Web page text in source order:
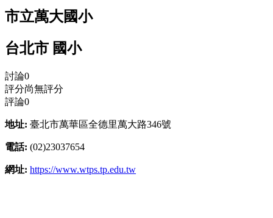
市立萬大國小
台北市 國小
討論0
評分尚無評分
評論0
地址: 臺北市萬華區全德里萬大路346號
電話: (02)23037654
網址: https://www.wtps.tp.edu.tw